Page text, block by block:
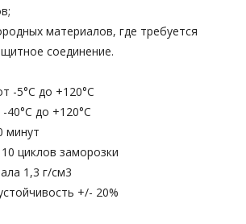
материалов, где требуется
соединение.
-5°С до +120°С
40°С до +120°С
минут
циклов заморозки
1,3 г/см3
+/- 20%